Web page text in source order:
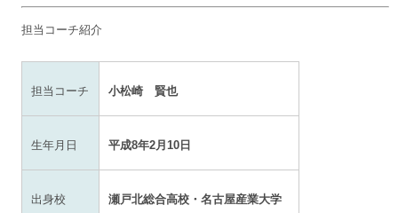
担当コーチ紹介
担当コーチ 小松崎 賢也
生年月日 平成8年2月10日
出身校 瀬戸北総合高校・名古屋産業大学